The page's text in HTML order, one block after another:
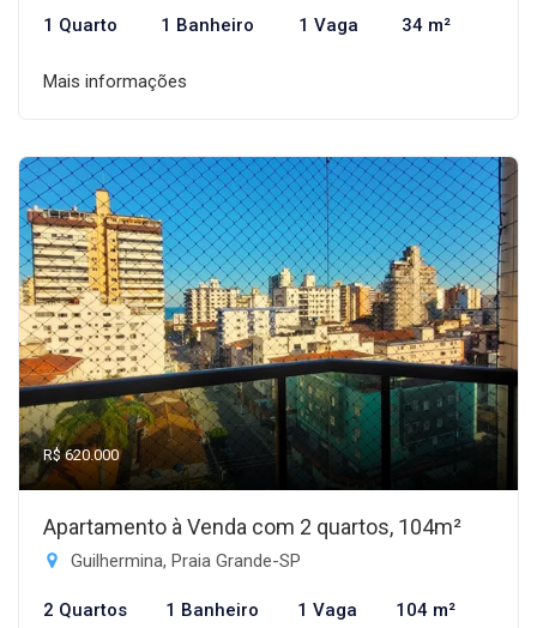
1 Quarto 1 Banheiro 1 Vaga 34 m²
Mais informações
R$ 620.000
Apartamento à Venda com 2 quartos, 104m²
Guilhermina, Praia Grande-SP
2 Quartos 1 Banheiro 1 Vaga 104 m²